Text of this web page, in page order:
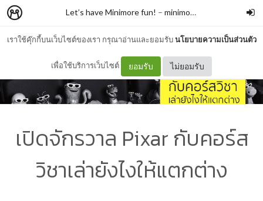
เราใช้คุ๊กกี้บนเว็บไซต์ของเรา กรุณาอ่านและยอมรับนโยบายความเป็นส่วนตัว
เพื่อใช้บริการเว็บไซต์ ยอมรับ ไม่ยอมรับ
Let’s have Minimore fun! – minimore
เปิดจักรวาล Pixar กับคอร์ส
วิชาเล่ายังไงให้แตกต่าง